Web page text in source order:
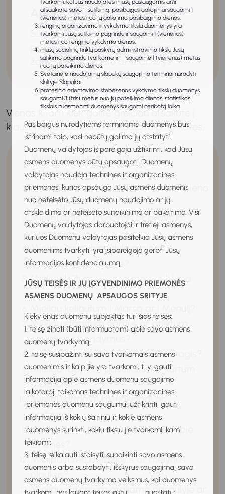
tvarkomi, kol Jūs naudojatės mūsų paslaugomis ar/ir
atšaukiate savo sutikimą, pasibaigus galiojimui saugomi 1
(vienerius) metus nuo jų galiojimo pasibaigimo dienos;
renginių organizavimo ir vykdymo tikslu duomenys yra
tvarkomi Jūsų sutikimo pagrindu ir saugomi 1 (vienerius)
metus nuo renginio vykdymo dienos;
mūsų socialinių tinklų paskyrų administravimo tikslu Jūsų
sutikimo pagrindu tvarkome ir saugome 1 (vienerius) metus
nuo jų pateikimo dienos;
Svetainėje naudojamų slapukų saugojimo terminai nurodyti
skiltyje Slapukai.
profesinio orientavimo stebėsenos vykdymo tikslu duomenys
saugomi 3 (tris) metus nuo jų pateikimo dienos, statistikos
tikslais nuasmeninti duomenys saugomi neribotą laiką.
Pasibaigus nurodytiems terminams, duomenys bus
ištrinami taip, kad nebūtų galima jų atstatyti.
Duomenų valdytojas įsipareigoja užtikrinti, kad Jūsų
asmens duomenys būtų apsaugoti. Duomenų
valdytojas naudoja technines ir organizacines
priemones, kurios apsaugo Jūsų asmens duomenis
nuo neteisėto Jūsų duomenų naudojimo ar jų
atskleidimo ar neteisėto sunaikinimo ar pakeitimo. Visi
Duomenų valdytojas darbuotojai ir tretieji asmenys,
kuriuos Duomenų valdytojas pasitelkia Jūsų asmens
duomenims tvarkyti, yra įsipareigoję gerbti Jūsų
informacijos konfidencialumą.
JŪSŲ TEISĖS IR JŲ ĮGYVENDINIMO PRIEMONĖS
ASMENS DUOMENŲ APSAUGOS SRITYJE
Kiekvienas duomenų subjektas turi šias teises:
1. teisę žinoti (būti informuotam) apie savo asmens
duomenų tvarkymą;
2. teisę susipažinti su savo tvarkomais asmens
duomenimis ir kaip jie yra tvarkomi, t. y. gauti
informaciją apie asmens duomenų saugojimo
laikotarpį, taikomas technines ir organizacines
priemones duomenų saugumui užtikrinti, gauti
informaciją iš kokių šaltinių ir kokie asmens
duomenys surinkti, kokiu tikslu jie tvarkomi, kam
teikiami;
3. teisę reikalauti ištaisyti, sunaikinti savo asmens
duomenis arba sustabdyti, išskyrus saugojimą, savo
asmens duomenų tvarkymo veiksmus, kai duomenys
Apibendrink!
Su draugais poromis ar grupelėmis
pažaiskite sprendimų priėmimo
žaidimą „Skruzdėlė ar dramblys“.
Vienas kitam kiek galite greičiau atsakote į
klausimą su paaiškinimu, kodėl taip renkatės.
Mieliau keliautum į stovyklą ar
aplankytum gražų miestą?
Mieliau maudytumeisi šokolade ar pieno
kokteilyje?
Mieliau taisytum dantis ar gydytum
gyvūnus?
Mieliau gyventum dykumoje ar
snieguotame regione?
Mieliau būtum gera ragana ar bloga
ragana?
Mieliau statytum namus ar atliktum
mokslinius bandymus?
Mieliau būtum drakonas ar vienaragis?
Mieliau tapytum paveikslus ar kurtum
skulptūras?
Mieliau atrodytum juokingai ar
protingai?
Mieliau mokytis apie gyvūnus ar apie
žmones?
Mieliau turėtum rožinius ar mėlynus
plaukus?
Mieliau gyventum realiame pasaulyje ar